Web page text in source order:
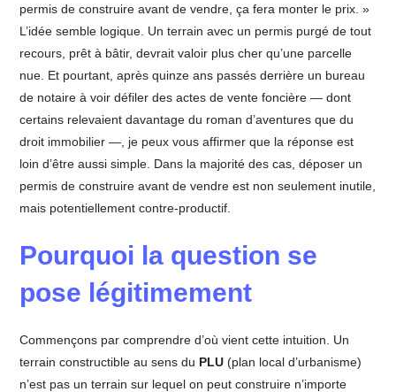
permis de construire avant de vendre, ça fera monter le prix. »
L’idée semble logique. Un terrain avec un permis purgé de tout
recours, prêt à bâtir, devrait valoir plus cher qu’une parcelle
nue. Et pourtant, après quinze ans passés derrière un bureau
de notaire à voir défiler des actes de vente foncière — dont
certains relevaient davantage du roman d’aventures que du
droit immobilier —, je peux vous affirmer que la réponse est
loin d’être aussi simple. Dans la majorité des cas, déposer un
permis de construire avant de vendre est non seulement inutile,
mais potentiellement contre-productif.
Pourquoi la question se
pose légitimement
Commençons par comprendre d’où vient cette intuition. Un
terrain constructible au sens du PLU (plan local d’urbanisme)
n’est pas un terrain sur lequel on peut construire n’importe